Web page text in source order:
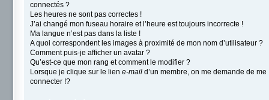
connectés ?
Les heures ne sont pas correctes !
J’ai changé mon fuseau horaire et l’heure est toujours incorrecte !
Ma langue n’est pas dans la liste !
A quoi correspondent les images à proximité de mon nom d’utilisateur ?
Comment puis-je afficher un avatar ?
Qu’est-ce que mon rang et comment le modifier ?
Lorsque je clique sur le lien e-mail d’un membre, on me demande de me
connecter !?